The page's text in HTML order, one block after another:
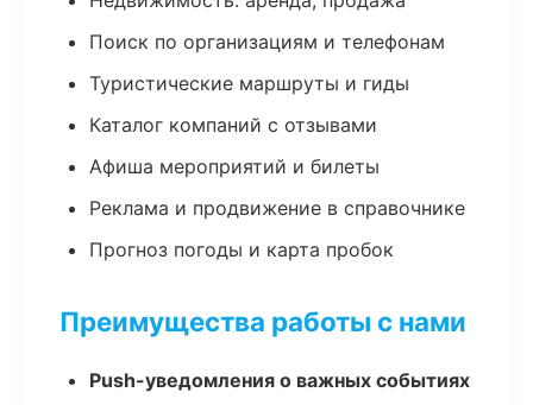
Поиск по организациям и телефонам
Туристические маршруты и гиды
Каталог компаний с отзывами
Афиша мероприятий и билеты
Реклама и продвижение в справочнике
Прогноз погоды и карта пробок
Преимущества работы с нами
Push-уведомления о важных событиях